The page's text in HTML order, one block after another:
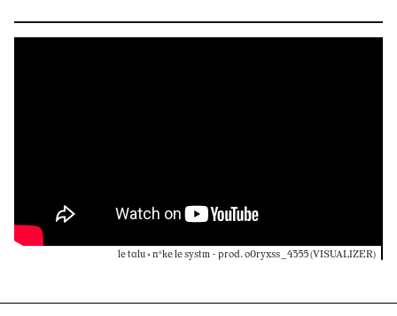
le talu ༝ n*ke le systm - prod. o0ryxss_4355 (VISUALIZER)